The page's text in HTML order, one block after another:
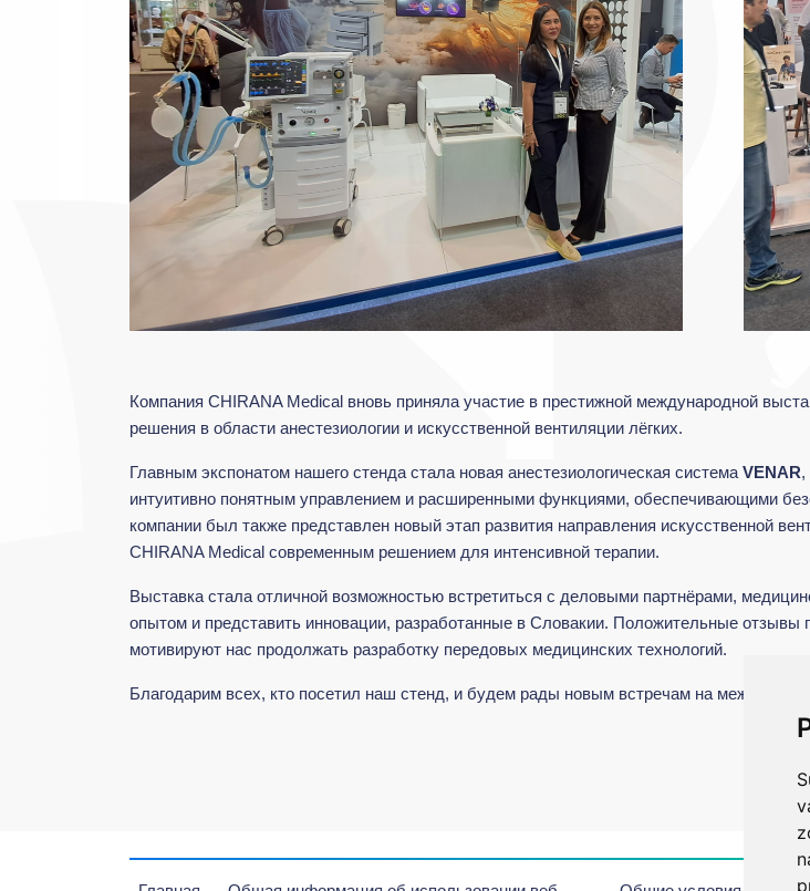
Компания CHIRANA Medical вновь приняла участие в престижной международной
решения в области анестезиологии и искусственной вентиляции лёгких.
Главным экспонатом нашего стенда стала новая анестезиологическая система VENAR,
интуитивно понятным управлением и расширенными функциями, обеспечивающими
компании был также представлен новый этап развития направления искусственной
CHIRANA Medical современным решением для интенсивной терапии.
Выставка стала отличной возможностью встретиться с деловыми партнёрами,
опытом и представить инновации, разработанные в Словакии. Положительные отзывы
мотивируют нас продолжать разработку передовых медицинских технологий.
Благодарим всех, кто посетил наш стенд, и будем рады новым встречам на